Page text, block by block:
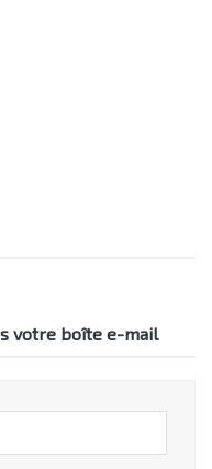
votre boîte e-mail